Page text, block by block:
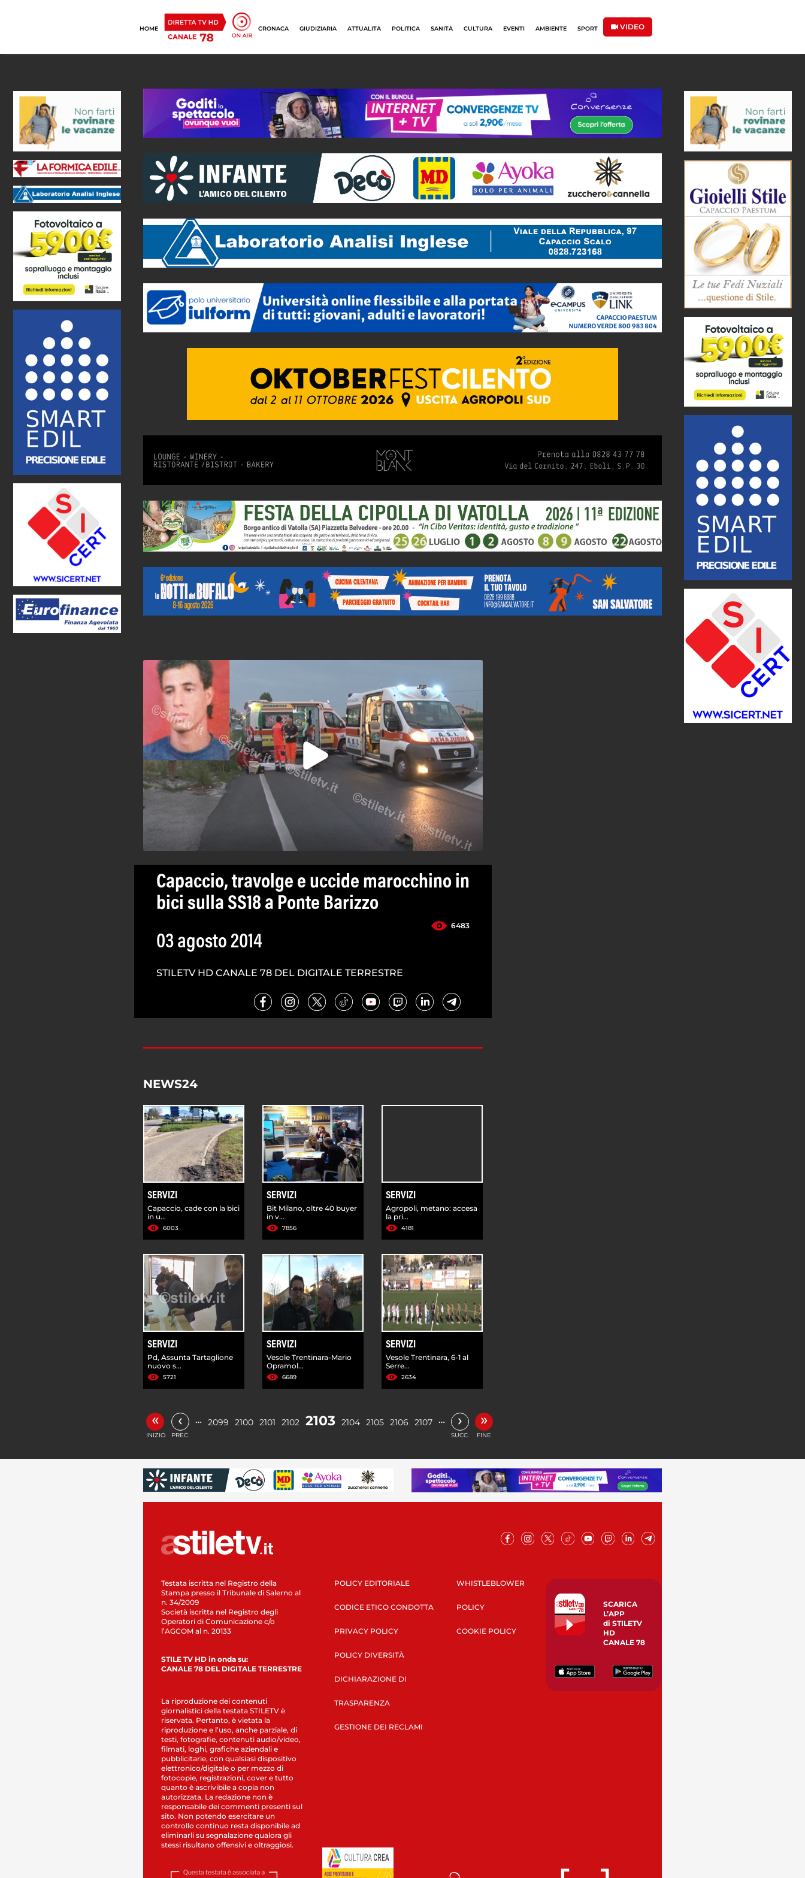
HOME CRONACA GIUDIZIARIA ATTUALITÀ POLITICA SANITÀ CULTURA EVENTI AMBIENTE SPORT VIDEO
Capaccio, travolge e uccide marocchino in
bici sulla SS18 a Ponte Barizzo
6483
03 agosto 2014
STILETV HD CANALE 78 DEL DIGITALE TERRESTRE
NEWS24
SERVIZI
Capaccio, cade con la bici
in u...
6003
SERVIZI
Bit Milano, oltre 40 buyer
in v...
7856
SERVIZI
Agropoli, metano: accesa
la pri...
4181
SERVIZI
Pd, Assunta Tartaglione
nuovo s...
5721
SERVIZI
Vesole Trentinara-Mario
Opramol...
6689
SERVIZI
Vesole Trentinara, 6-1 al
Serre...
2634
«
INIZIO
‹
PREC.
… 2099 2100 2101 2102 2103 2104 2105 2106 2107 … ›
SUCC.
»
FINE
Testata iscritta nel Registro della
Stampa presso il Tribunale di Salerno al
n. 34/2009
Società iscritta nel Registro degli
Operatori di Comunicazione c/o
l’AGCOM al n. 20133
STILE TV HD in onda su:
CANALE 78 DEL DIGITALE TERRESTRE
La riproduzione dei contenuti
giornalistici della testata STILETV è
riservata. Pertanto, è vietata la
riproduzione e l’uso, anche parziale, di
testi, fotografie, contenuti audio/video,
filmati, loghi, grafiche aziendali e
pubblicitarie, con qualsiasi dispositivo
elettronico/digitale o per mezzo di
fotocopie, registrazioni, cover e tutto
quanto è ascrivibile a copia non
autorizzata. La redazione non è
responsabile dei commenti presenti sul
sito. Non potendo esercitare un
controllo continuo resta disponibile ad
eliminarli su segnalazione qualora gli
stessi risultano offensivi e oltraggiosi.
POLICY EDITORIALE
CODICE ETICO CONDOTTA
PRIVACY POLICY
POLICY DIVERSITÀ
DICHIARAZIONE DI
TRASPARENZA
GESTIONE DEI RECLAMI
WHISTLEBLOWER
POLICY
COOKIE POLICY
SCARICA
L’APP
di STILETV
HD
CANALE 78